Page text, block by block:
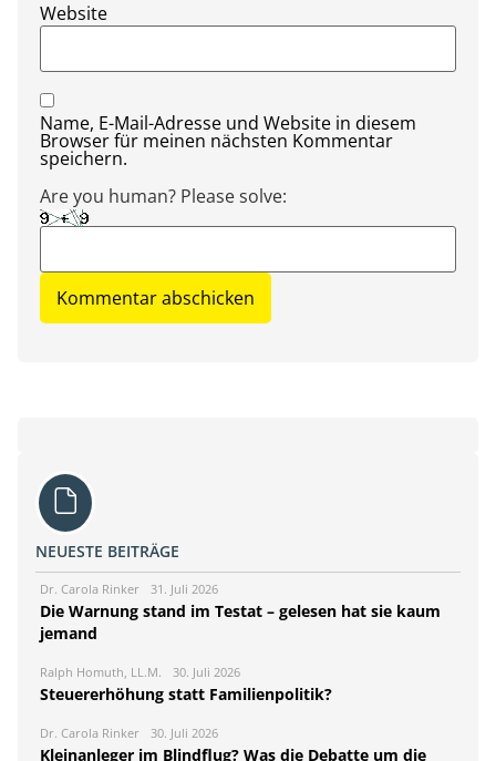
Website
Name, E-Mail-Adresse und Website in diesem
Browser für meinen nächsten Kommentar
speichern.
Are you human? Please solve:
NEUESTE BEITRÄGE
Dr. Carola Rinker 31. Juli 2026
Die Warnung stand im Testat – gelesen hat sie kaum
jemand
Ralph Homuth, LL.M. 30. Juli 2026
Steuererhöhung statt Familienpolitik?
Dr. Carola Rinker 30. Juli 2026
Kleinanleger im Blindflug? Was die Debatte um die